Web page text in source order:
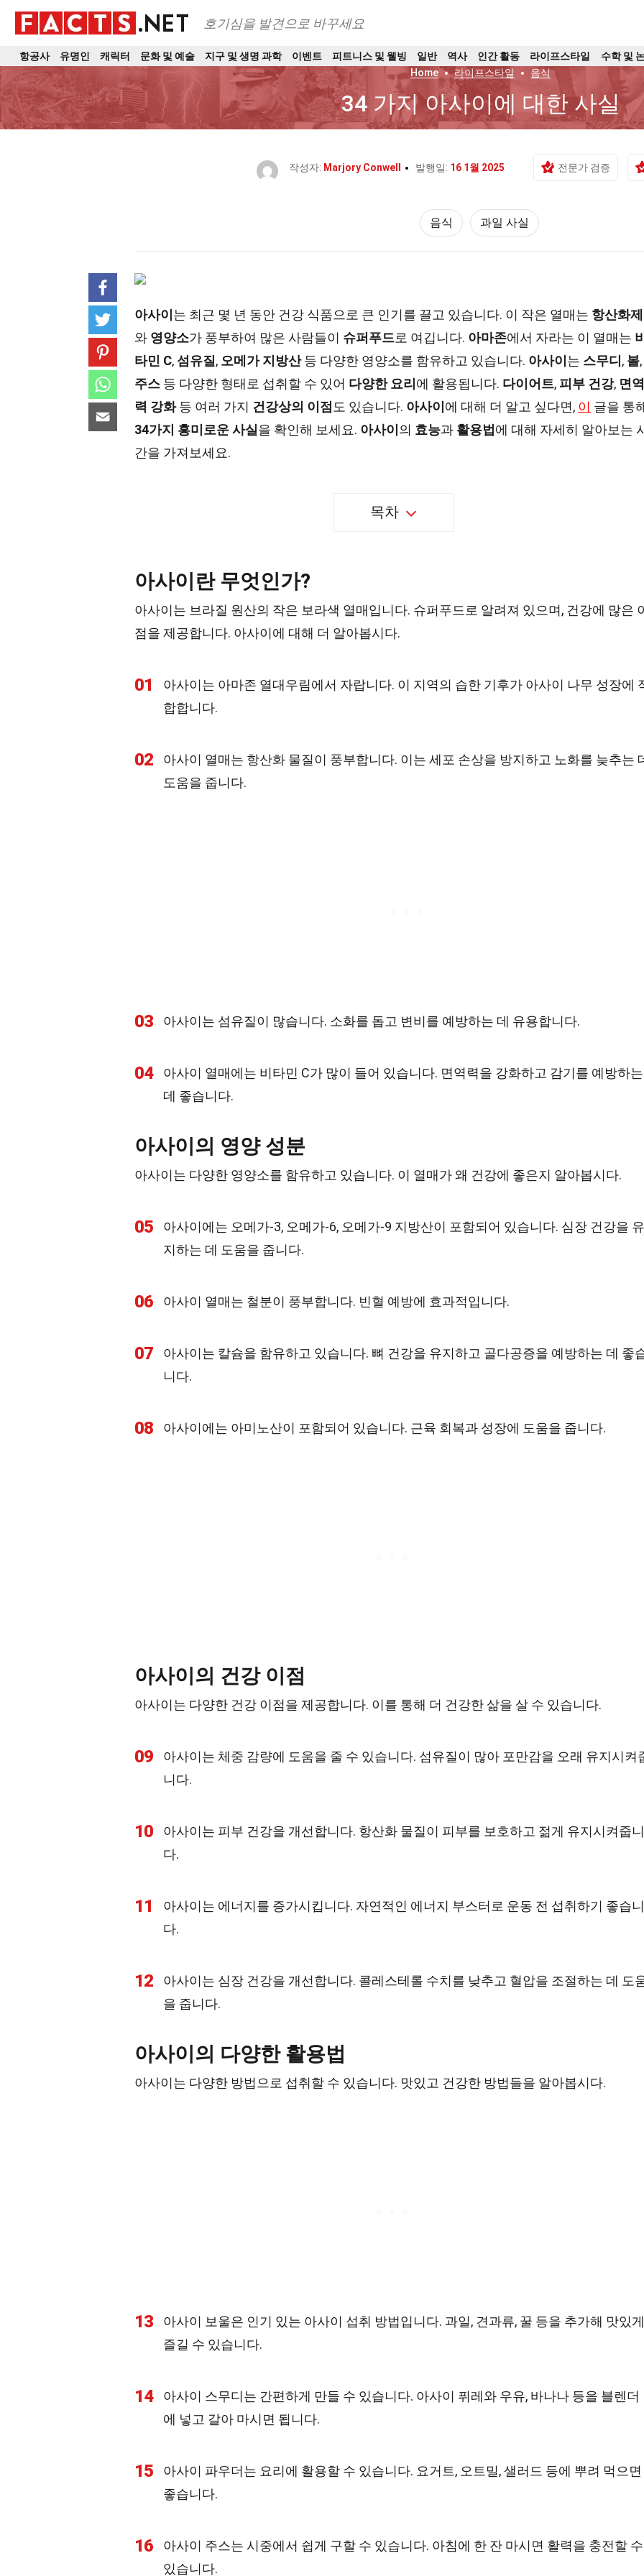
호기심을 발견으로 바꾸세요
항공사 유명인 캐릭터 문화 및 예술 지구 및 생명 과학 이벤트 피트니스 및 웰빙 일반 역사 인간 활동 라이프스타일
수학 및
Home
라이프스타일 음식
34 가지 아사이에 대한 사실
작성자: Marjory Conwell 발행일: 16 1월 2025 전문가 검증
음식 과일 사실
아사이 는 최근 몇 년 동안 건강 식품으로 큰 인기를 끌고 있습니다. 이 작은 열매는 항산화제
와 영양소가 풍부하여 많은 사람들이 슈퍼푸드로 여깁니다. 아마존에서 자라는 이 열매는
타민 C,섬유질 , 오메가 지방산등 다양한 영양소를 함유하고 있습니다. 아사이 는 스무디 , 볼,
주스 등 다양한 형태로 섭취할 수 있어 다양한 요리 에 활용됩니다. 다이어트, 피부 건강, 면역
력 강화등 여러 가지 건강상의 이점 도 있습니다. 아사이 에 대해 더 알고 싶다면, 이 글을 통
34가지 흥미로운 사실 을 확인해 보세요. 아사이 의 효능과 활용법 에 대해 자세히 알아보는
간을 가져보세요.
목차
아사이란 무엇인가?
아사이는 브라질 원산의 작은 보라색 열매입니다. 슈퍼푸드로 알려져 있으며, 건강에 많은
점을 제공합니다. 아사이에 대해 더 알아봅시다.
01
아사이는 아마존 열대우림에서 자랍니다. 이 지역의 습한 기후가 아사이 나무 성장에
합합니다.
02
아사이 열매는 항산화 물질이 풍부합니다. 이는 세포 손상을 방지하고 노화를 늦추는
도움을 줍니다.
03 아사이는 섬유질이 많습니다. 소화를 돕고 변비를 예방하는 데 유용합니다.
04
아사이 열매에는 비타민 C가 많이 들어 있습니다. 면역력을 강화하고 감기를 예방하는
데 좋습니다.
아사이의 영양 성분
아사이는 다양한 영양소를 함유하고 있습니다. 이 열매가 왜 건강에 좋은지 알아봅시다.
05
아사이에는 오메가-3, 오메가-6, 오메가-9 지방산이 포함되어 있습니다. 심장 건강을 유
지하는 데 도움을 줍니다.
06 아사이 열매는 철분이 풍부합니다. 빈혈 예방에 효과적입니다.
07
아사이는 칼슘을 함유하고 있습니다. 뼈 건강을 유지하고 골다공증을 예방하는 데 좋
니다.
08 아사이에는 아미노산이 포함되어 있습니다. 근육 회복과 성장에 도움을 줍니다.
아사이의 건강 이점
아사이는 다양한 건강 이점을 제공합니다. 이를 통해 더 건강한 삶을 살 수 있습니다.
09
아사이는 체중 감량에 도움을 줄 수 있습니다. 섬유질이 많아 포만감을 오래 유지시켜
니다.
10
아사이는 피부 건강을 개선합니다. 항산화 물질이 피부를 보호하고 젊게 유지시켜줍니
다.
11
아사이는 에너지를 증가시킵니다. 자연적인 에너지 부스터로 운동 전 섭취하기 좋습니
다.
12
아사이는 심장 건강을 개선합니다. 콜레스테롤 수치를 낮추고 혈압을 조절하는 데 도
을 줍니다.
아사이의 다양한 활용법
아사이는 다양한 방법으로 섭취할 수 있습니다. 맛있고 건강한 방법들을 알아봅시다.
13
아사이 보울은 인기 있는 아사이 섭취 방법입니다. 과일, 견과류, 꿀 등을 추가해 맛있게
즐길 수 있습니다.
14
아사이 스무디는 간편하게 만들 수 있습니다. 아사이 퓌레와 우유, 바나나 등을 블렌더
에 넣고 갈아 마시면 됩니다.
15
아사이 파우더는 요리에 활용할 수 있습니다. 요거트, 오트밀, 샐러드 등에 뿌려 먹으면
좋습니다.
16
아사이 주스는 시중에서 쉽게 구할 수 있습니다. 아침에 한 잔 마시면 활력을 충전할 수
있습니다.